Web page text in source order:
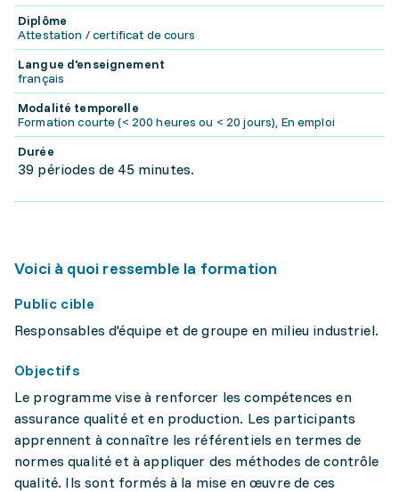
Diplôme
Attestation / certificat de cours
Langue d'enseignement
français
Modalité temporelle
Formation courte (< 200 heures ou < 20 jours), En emploi
Durée
39 périodes de 45 minutes.
Voici à quoi ressemble la formation
Public cible
Responsables d'équipe et de groupe en milieu industriel.
Objectifs
Le programme vise à renforcer les compétences en
assurance qualité et en production. Les participants
apprennent à connaître les référentiels en termes de
normes qualité et à appliquer des méthodes de contrôle
qualité. Ils sont formés à la mise en œuvre de ces